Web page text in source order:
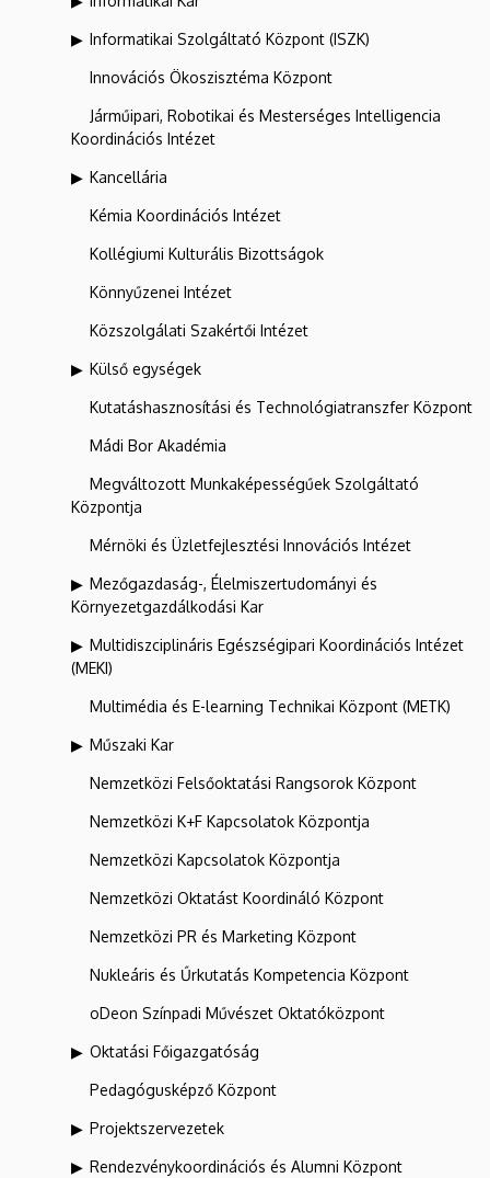
Informatikai Szolgáltató Központ (ISZK)
Innovációs Ökoszisztéma Központ
Járműipari, Robotikai és Mesterséges Intelligencia
Koordinációs Intézet
Kancellária
Kémia Koordinációs Intézet
Kollégiumi Kulturális Bizottságok
Könnyűzenei Intézet
Közszolgálati Szakértői Intézet
Külső egységek
Kutatáshasznosítási és Technológiatranszfer Központ
Mádi Bor Akadémia
Megváltozott Munkaképességűek Szolgáltató
Központja
Mérnöki és Üzletfejlesztési Innovációs Intézet
Mezőgazdaság-, Élelmiszertudományi és
Környezetgazdálkodási Kar
Multidiszciplináris Egészségipari Koordinációs Intézet
(MEKI)
Multimédia és E-learning Technikai Központ (METK)
Műszaki Kar
Nemzetközi Felsőoktatási Rangsorok Központ
Nemzetközi K+F Kapcsolatok Központja
Nemzetközi Kapcsolatok Központja
Nemzetközi Oktatást Koordináló Központ
Nemzetközi PR és Marketing Központ
Nukleáris és Űrkutatás Kompetencia Központ
oDeon Színpadi Művészet Oktatóközpont
Oktatási Főigazgatóság
Pedagógusképző Központ
Projektszervezetek
Rendezvénykoordinációs és Alumni Központ